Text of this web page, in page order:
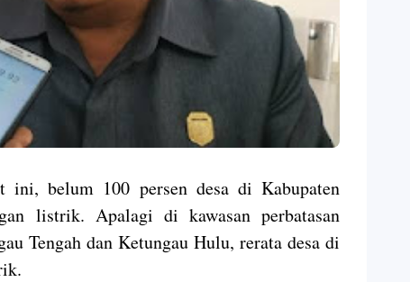
ini, belum 100 persen desa di Kabupaten
listrik. Apalagi di kawasan perbatasan
Tengah dan Ketungau Hulu, rerata desa di